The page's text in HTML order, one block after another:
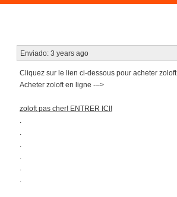
Enviado: 3 years ago
Cliquez sur le lien ci-dessous pour acheter zoloft
Acheter zoloft en ligne -–>
zoloft pas cher! ENTRER ICI!
.
.
.
.
.
.